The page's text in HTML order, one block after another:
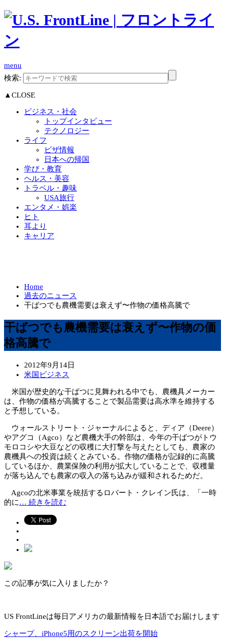
menu
検索:
▲CLOSE
ビジネス・社会
トップインタビュー
テクノロジー
ライフ
ビザ情報
日本への帰国
学び・教育
ヘルス・美容
トラベル・趣味
USA旅行
エンタメ・娯楽
ヒト
耳より
キャリア
Home
過去のニュース
干ばつでも農機需要は衰えず〜作物の価格高騰で
干ばつでも農機需要は衰えず〜作物の価
格高騰で
2012年9月14日
米国ビジネス
米国が歴史的な干ばつに見舞われる中でも、農機具メーカー
は、作物の価格が高騰することで製品需要は高水準を維持する
と予想している。
ウォールストリート・ジャーナルによると、ディア（Deere）
やアグコ（Agco）など農機大手の幹部は、今年の干ばつがトウ
モロコシや大豆などの収穫に大打撃を与えたとしても、農家の
農機具への投資は続くとみている。作物の価格が記録的に高騰
しているほか、農業保険の利用が拡大していることで、収穫量
が落ち込んでも農家の収入の落ち込みが緩和されるためだ。
Agcoの北米事業を統括するロバート・クレイン氏は、「一時
的に… 続きを読む
この記事が気に入りましたか？
US FrontLineは毎日アメリカの最新情報を日本語でお届けします
シャープ、iPhone5用のスクリーン出荷を開始